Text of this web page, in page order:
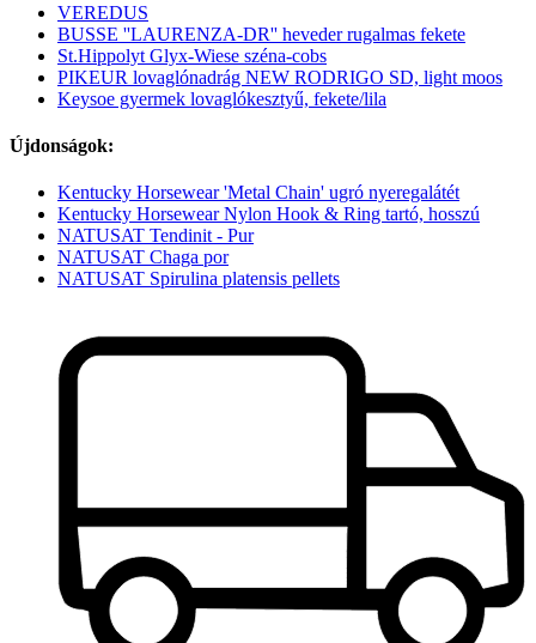
VEREDUS
BUSSE ''LAURENZA-DR'' heveder rugalmas fekete
St.Hippolyt Glyx-Wiese széna-cobs
PIKEUR lovaglónadrág NEW RODRIGO SD, light moos
Keysoe gyermek lovaglókesztyű, fekete/lila
Újdonságok:
Kentucky Horsewear 'Metal Chain' ugró nyeregalátét
Kentucky Horsewear Nylon Hook & Ring tartó, hosszú
NATUSAT Tendinit - Pur
NATUSAT Chaga por
NATUSAT Spirulina platensis pellets